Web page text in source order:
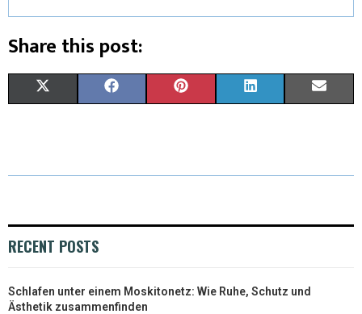
Share this post:
W
E
E
K
T
S
K
N
I
RECENT POSTS
Schlafen unter einem Moskitonetz: Wie Ruhe, Schutz und
Ästhetik zusammenfinden